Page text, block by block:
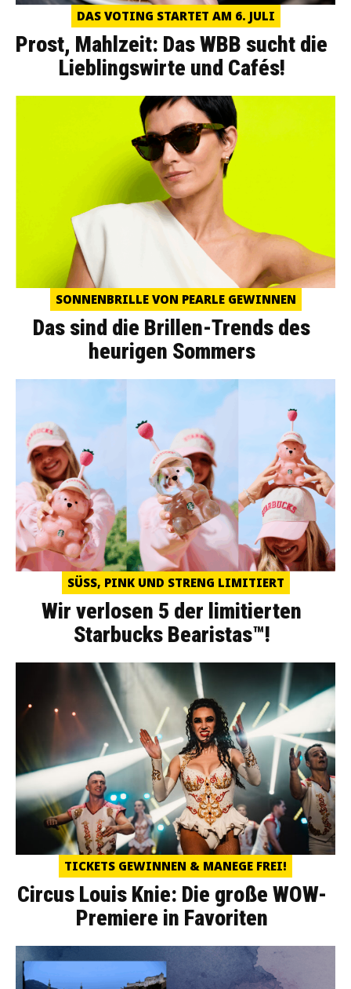
DAS VOTING STARTET AM 6. JULI
Prost, Mahlzeit: Das WBB sucht die
Lieblingswirte und Cafés!
SONNENBRILLE VON PEARLE GEWINNEN
Das sind die Brillen-Trends des
heurigen Sommers
SÜSS, PINK UND STRENG LIMITIERT
Wir verlosen 5 der limitierten
Starbucks Bearistas™!
TICKETS GEWINNEN & MANEGE FREI!
Circus Louis Knie: Die große WOW-
Premiere in Favoriten